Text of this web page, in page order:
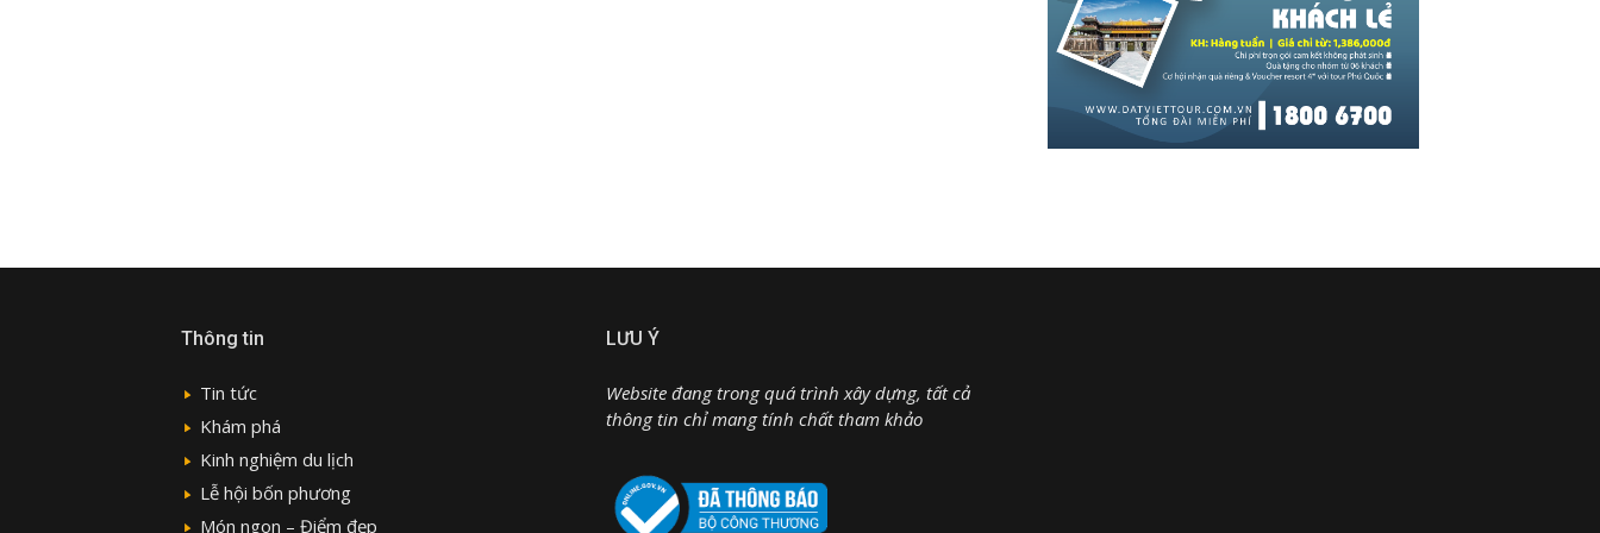
Thông tin
Tin tức
Khám phá
Kinh nghiệm du lịch
Lễ hội bốn phương
Món ngon – Điểm đẹp
LƯU Ý
Website đang trong quá trình xây dựng, tất cả
thông tin chỉ mang tính chất tham khảo